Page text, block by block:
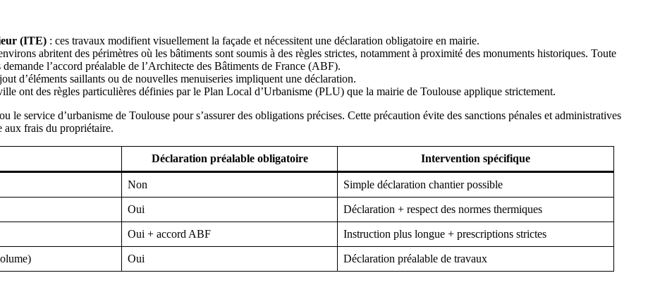
(ITE) : ces travaux modifient visuellement la façade et nécessitent une déclaration obligatoire en mairie.
abritent des périmètres où les bâtiments sont soumis à des règles strictes, notamment à proximité des monuments historiques. Toute
l’accord préalable de l’Architecte des Bâtiments de France (ABF).
d’éléments saillants ou de nouvelles menuiseries impliquent une déclaration.
ont des règles particulières définies par le Plan Local d’Urbanisme (PLU) que la mairie de Toulouse applique strictement.
le service d’urbanisme de Toulouse pour s’assurer des obligations précises. Cette précaution évite des sanctions pénales et administratives
aux frais du propriétaire.
Déclaration préalable obligatoire Intervention spécifique
Non Simple déclaration chantier possible
Oui Déclaration + respect des normes thermiques
Oui + accord ABF Instruction plus longue + prescriptions strictes
Oui Déclaration préalable de travaux